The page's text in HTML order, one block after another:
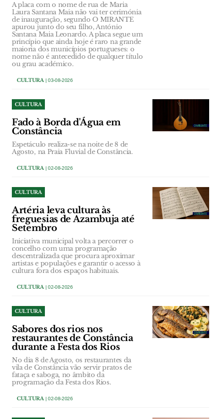
A placa com o nome de rua de Maria
Laura Santana Maia não vai ter cerimónia
de inauguração, segundo O MIRANTE
apurou junto do seu filho, António
Santana Maia Leonardo. A placa segue um
princípio que ainda hoje é raro na grande
maioria dos municípios portugueses: o
nome não é antecedido de qualquer título
ou grau académico.
CULTURA| 03-08-2026
CULTURA
Fado à Borda d'Água em
Constância
Espetáculo realiza-se na noite de 8 de
Agosto, na Praia Fluvial de Constância.
CULTURA| 02-08-2026
CULTURA
Artéria leva cultura às
freguesias de Azambuja até
Setembro
Iniciativa municipal volta a percorrer o
concelho com uma programação
descentralizada que procura aproximar
artistas e populações e garantir o acesso à
cultura fora dos espaços habituais.
CULTURA| 02-08-2026
CULTURA
Sabores dos rios nos
restaurantes de Constância
durante a Festa dos Rios
No dia 8 de Agosto, os restaurantes da
vila de Constância vão servir pratos de
fataça e saboga, no âmbito da
programação da Festa dos Rios.
CULTURA| 02-08-2026